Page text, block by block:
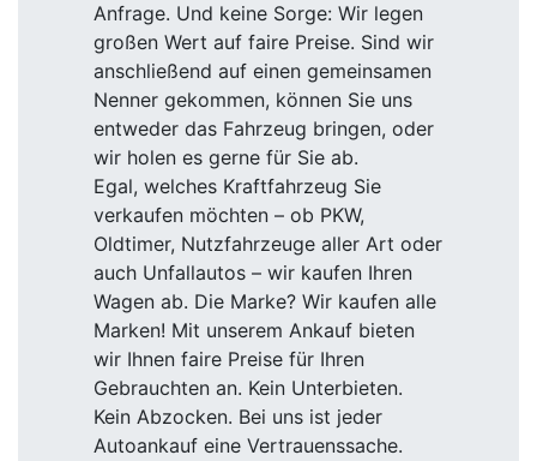
Anfrage. Und keine Sorge: Wir legen
großen Wert auf faire Preise. Sind wir
anschließend auf einen gemeinsamen
Nenner gekommen, können Sie uns
entweder das Fahrzeug bringen, oder
wir holen es gerne für Sie ab.
Egal, welches Kraftfahrzeug Sie
verkaufen möchten – ob PKW,
Oldtimer, Nutzfahrzeuge aller Art oder
auch Unfallautos – wir kaufen Ihren
Wagen ab. Die Marke? Wir kaufen alle
Marken! Mit unserem Ankauf bieten
wir Ihnen faire Preise für Ihren
Gebrauchten an. Kein Unterbieten.
Kein Abzocken. Bei uns ist jeder
Autoankauf eine Vertrauenssache.